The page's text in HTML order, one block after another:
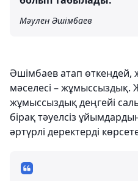
Мәулен Әшімбаев
Әшімбаев атап өткендей,
мәселесі – жұмыссыздық.
жұмыссыздық деңгейі
бірақ тәуелсіз
әртүрлі деректерді